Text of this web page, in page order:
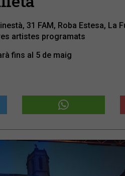
31 FAM, Roba Estesa, La
artistes programats
fins al 5 de maig